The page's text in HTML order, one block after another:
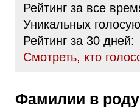
Рейтинг за все
Уникальных
Рейтинг за 30 дней:
Cмотреть, кто
Фамилии в роду